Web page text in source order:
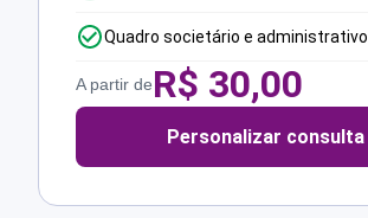
Quadro societário e administrativo
A partir deR$ 30,00
Personalizar consulta